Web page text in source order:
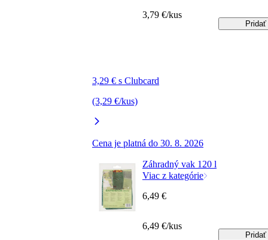
3,29 € s Clubcard
(3,29 €/kus)
Cena je platná do 30. 8. 2026
3,79 €/kus
Pridať
Záhradný vak 120 l
Viac z kategórie
6,49 €
6,49 €/kus
Pridať